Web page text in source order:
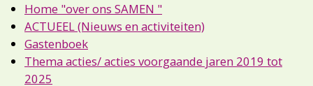
Home "over ons SAMEN "
ACTUEEL (Nieuws en activiteiten)
Gastenboek
Thema acties/ acties voorgaande jaren 2019 tot
2025